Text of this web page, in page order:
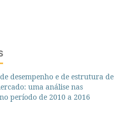
desempenho e de estrutura de
uma análise nas
período de 2010 a 2016